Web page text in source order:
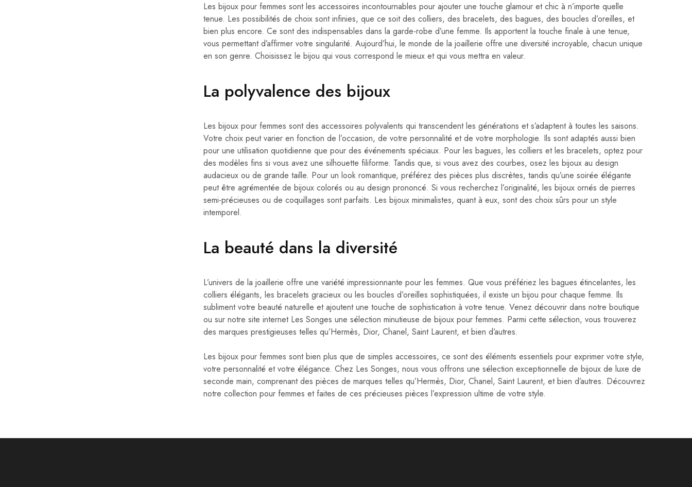
Les bijoux pour femmes sont les accessoires incontournables pour ajouter une touche glamour et chic à n’importe quelle
tenue. Les possibilités de choix sont infinies, que ce soit des colliers, des bracelets, des bagues, des boucles d’oreilles, et
bien plus encore. Ce sont des indispensables dans la garde-robe d’une femme. Ils apportent la touche finale à une tenue,
vous permettant d’affirmer votre singularité. Aujourd’hui, le monde de la joaillerie offre une diversité incroyable, chacun unique
en son genre. Choisissez le bijou qui vous correspond le mieux et qui vous mettra en valeur.
La polyvalence des bijoux
Les bijoux pour femmes sont des accessoires polyvalents qui transcendent les générations et s’adaptent à toutes les saisons.
Votre choix peut varier en fonction de l’occasion, de votre personnalité et de votre morphologie. Ils sont adaptés aussi bien
pour une utilisation quotidienne que pour des événements spéciaux. Pour les bagues, les colliers et les bracelets, optez pour
des modèles fins si vous avez une silhouette filiforme. Tandis que, si vous avez des courbes, osez les bijoux au design
audacieux ou de grande taille. Pour un look romantique, préférez des pièces plus discrètes, tandis qu’une soirée élégante
peut être agrémentée de bijoux colorés ou au design prononcé. Si vous recherchez l’originalité, les bijoux ornés de pierres
semi-précieuses ou de coquillages sont parfaits. Les bijoux minimalistes, quant à eux, sont des choix sûrs pour un style
intemporel.
La beauté dans la diversité
L’univers de la joaillerie offre une variété impressionnante pour les femmes. Que vous préfériez les bagues étincelantes, les
colliers élégants, les bracelets gracieux ou les boucles d’oreilles sophistiquées, il existe un bijou pour chaque femme. Ils
subliment votre beauté naturelle et ajoutent une touche de sophistication à votre tenue. Venez découvrir dans notre boutique
ou sur notre site internet Les Songes une sélection minutieuse de bijoux pour femmes. Parmi cette sélection, vous trouverez
des marques prestigieuses telles qu’Hermès, Dior, Chanel, Saint Laurent, et bien d’autres.
Les bijoux pour femmes sont bien plus que de simples accessoires, ce sont des éléments essentiels pour exprimer votre style,
votre personnalité et votre élégance. Chez Les Songes, nous vous offrons une sélection exceptionnelle de bijoux de luxe de
seconde main, comprenant des pièces de marques telles qu’Hermès, Dior, Chanel, Saint Laurent, et bien d’autres. Découvrez
notre collection pour femmes et faites de ces précieuses pièces l’expression ultime de votre style.